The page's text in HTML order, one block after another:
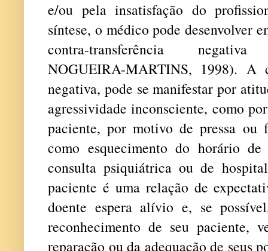
e/ou pela insatisfação do
síntese, o médico pode desenvolver
contra-transferência negativa
NOGUEIRA-MARTINS, 1998). A
negativa, pode se manifestar por
agressividade inconsciente, como
paciente, por motivo de pressa ou
como esquecimento do horário
consulta psiquiátrica ou de
paciente é uma relação de
doente espera alívio e, se
reconhecimento de seu paciente,
reparação ou da adequação de seus